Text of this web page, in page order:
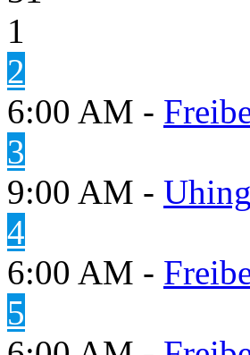
1
2
6:00 AM -
3
9:00 AM -
4
6:00 AM -
5